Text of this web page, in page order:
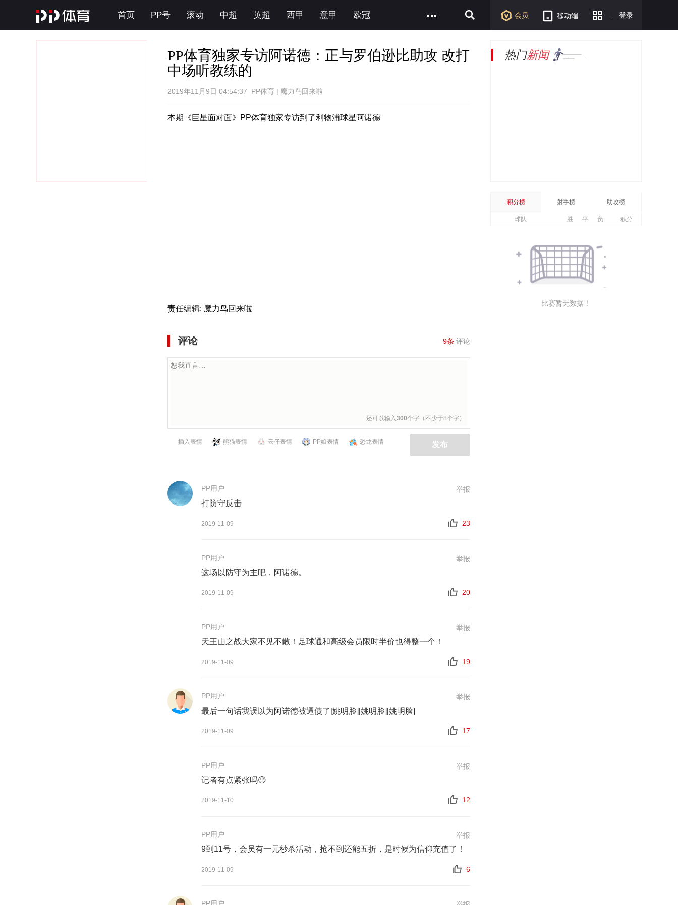
首页 PP号 滚动 中超 英超 西甲 意甲 欧冠 会员 移动端 登录
PP体育独家专访阿诺德：正与罗伯逊比助攻 改打
中场听教练的
2019年11月9日 04:54:37 PP体育 | 魔力鸟回来啦
本期《巨星面对面》PP体育独家专访到了利物浦球星阿诺德
责任编辑: 魔力鸟回来啦
评论 9条 评论
还可以输入300个字（不少于8个字）
发布
插入表情 熊猫表情 云仔表情 PP娘表情 恐龙表情
举报
PP用户
打防守反击
2019-11-09 23
举报
PP用户
这场以防守为主吧，阿诺德。
2019-11-09 20
举报
PP用户
天王山之战大家不见不散！足球通和高级会员限时半价也得整一个！
2019-11-09 19
举报
PP用户
最后一句话我误以为阿诺德被逼债了[姚明脸][姚明脸][姚明脸]
2019-11-09 17
举报
PP用户
记者有点紧张吗😓
2019-11-10 12
举报
PP用户
9到11号，会员有一元秒杀活动，抢不到还能五折，是时候为信仰充值了！
2019-11-09 6
热门新闻
积分榜 射手榜 助攻榜
球队 胜 平 负 积分
比赛暂无数据！